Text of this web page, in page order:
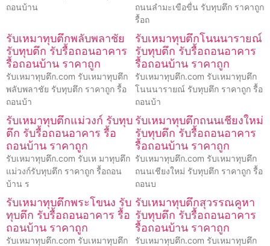
ถอนบ้าน
ถนนลำมะเขือขื่น รับทุบตึก ราคาถูก
รื้อถ
รับเหมาทุบตึกพลับพลาชัย
รับทุบตึก รับรื้อถอนอาคาร
รื้อถอนบ้าน ราคาถูก
รับเหมาทุบตึก.com รับเหมาทุบตึก
พลับพลาชัย รับทุบตึก ราคาถูก รื้อ
ถอนบ้า
รับเหมาทุบตึกโนนนารายณ์
รับทุบตึก รับรื้อถอนอาคาร
รื้อถอนบ้าน ราคาถูก
รับเหมาทุบตึก.com รับเหมาทุบตึก
โนนนารายณ์ รับทุบตึก ราคาถูก รื้อ
ถอนบ้า
รับเหมาทุบตึกแม่วงก์ รับทุบ
ตึก รับรื้อถอนอาคาร รื้อ
ถอนบ้าน ราคาถูก
รับเหมาทุบตึก.com รับเห มาทุบตึก
แม่วงก์รับทุบตึก ราคาถูก รื้อถอน
บ้าน ร
รับเหมาทุบตึกถนนเชียงใหม่
รับทุบตึก รับรื้อถอนอาคาร
รื้อถอนบ้าน ราคาถูก
รับเหมาทุบตึก.com รับเหมาทุบตึก
ถนนเชียงใหม่ รับทุบตึก ราคาถูก รื้อ
ถอนบ
รับเหมาทุบตึกพระโขนง รับ
ทุบตึก รับรื้อถอนอาคาร รื้อ
ถอนบ้าน ราคาถูก
รับเหมาทุบตึก.com รับเหมาทุบตึก
รับเหมาทุบตึกสุวรรณคูหา
รับทุบตึก รับรื้อถอนอาคาร
รื้อถอนบ้าน ราคาถูก
รับเหมาทุบตึก.com รับเหมาทุบตึก